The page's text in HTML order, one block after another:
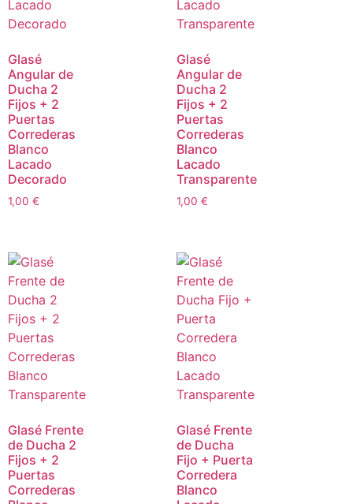
Glasé
Angular de
Ducha 2
Fijos + 2
Puertas
Correderas
Blanco
Lacado
Decorado
1,00 €
Glasé
Angular de
Ducha 2
Fijos + 2
Puertas
Correderas
Blanco
Lacado
Transparente
1,00 €
Glasé Frente
de Ducha 2
Fijos + 2
Puertas
Correderas
Glasé Frente
de Ducha
Fijo + Puerta
Corredera
Blanco